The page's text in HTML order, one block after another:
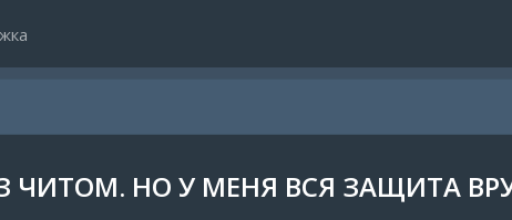
ЧИТОМ. НО У МЕНЯ ВСЯ ЗАЩИТА